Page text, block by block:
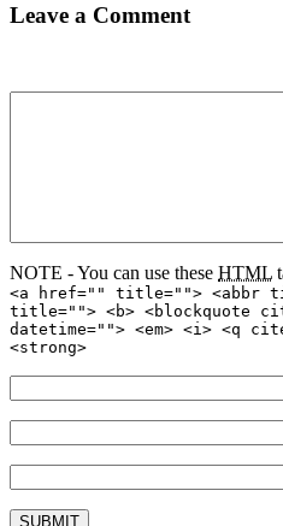
Leave a Comment
NOTE - You can use these HTML
<a href="" title=""> <abbr
title=""> <b> <blockquote
datetime=""> <em> <i> <q
<strong>